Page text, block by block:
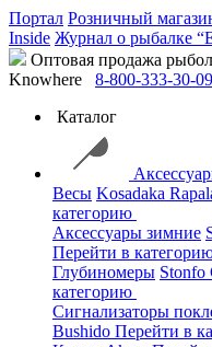
Портал Розничный
Inside Журнал о рыбалке
Оптовая продажа
Knowhere
8-800-333-30-09
Каталог
Весы Kosadaka
категорию
Аксессуары зимние
Перейти в
Глубиномеры Stonfo
категорию
Сигнализаторы
Bushido Перейти в